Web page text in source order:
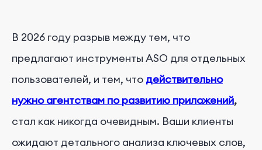
В 2026 году разрыв между тем, что
предлагают инструменты ASO для отдельных
пользователей, и тем, что действительно
нужно агентствам по развитию приложений,
стал как никогда очевидным. Ваши клиенты
ожидают детального анализа ключевых слов,